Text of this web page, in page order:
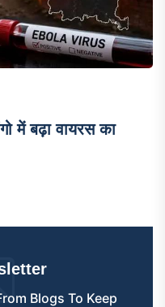
में बढ़ा वायरस का
Blogs To Keep